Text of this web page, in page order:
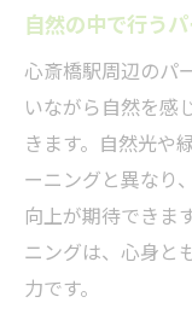
効果を
心斎橋駅近
駅近で
便性
心斎橋
ング活用
自分ら
自然の中で行う
心斎橋駅周辺のパ
いながら自然を感
きます。自然光や
ーニングと異なり
向上が期待できま
ニングは、心身と
力です。